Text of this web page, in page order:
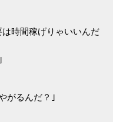
時間稼げりゃいいんだ
がるんだ？｣